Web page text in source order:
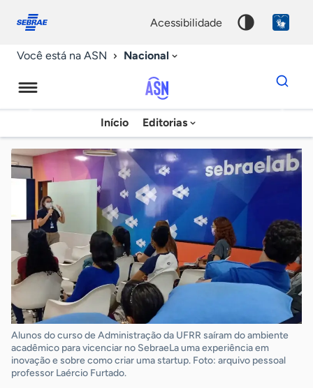
conosco
acessibilidade
Você está na ASN Nacional
Agência
Sebrae
de
Notícias
Início Editorias
Dados
para
chave
Alunos do curso de Administração da UFRR saíram do ambiente
acadêmico para vicenciar no SebraeLa uma experiência em
inovação e sobre como criar uma startup. Foto: arquivo pessoal
professor Laércio Furtado.